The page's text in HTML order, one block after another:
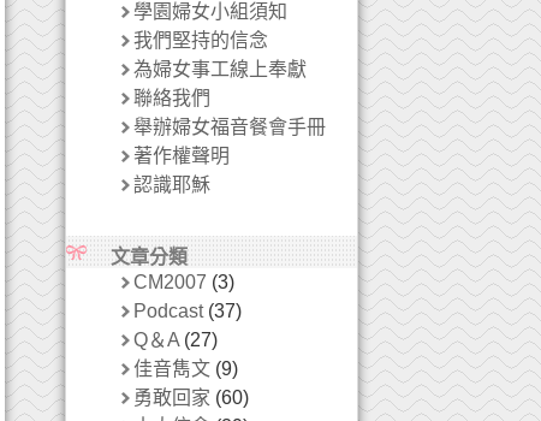
學園婦女小組須知
我們堅持的信念
為婦女事工線上奉獻
聯絡我們
舉辦婦女福音餐會手冊
著作權聲明
認識耶穌
文章分類
CM2007 (3)
Podcast(37)
Q＆A(27)
佳音雋文(9)
勇敢回家 (60)